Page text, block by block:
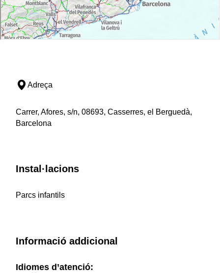
Adreça
Carrer, Afores, s/n, 08693, Casserres, el Berguedà,
Barcelona
Instal·lacions
Parcs infantils
Informació addicional
Idiomes d’atenció: